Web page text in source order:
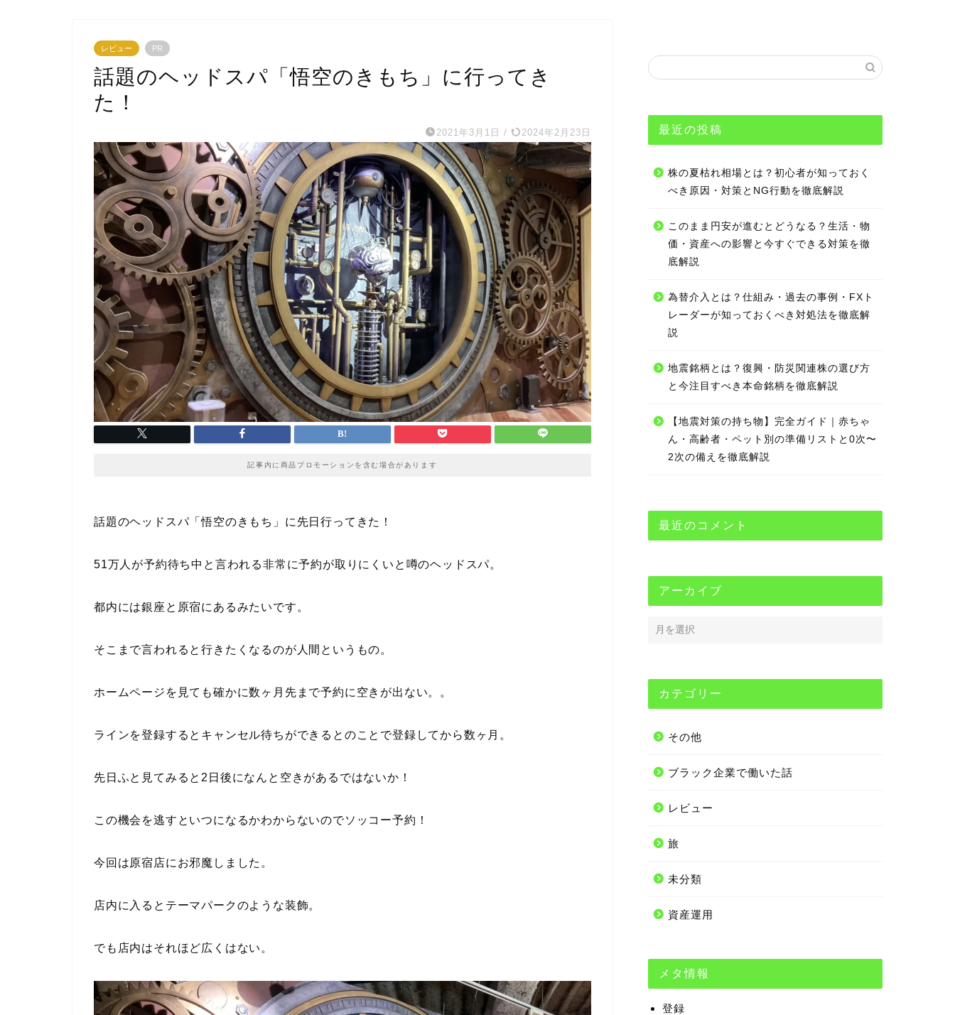
レビュー PR
話題のヘッドスパ「悟空のきもち」に行ってき
た！
2021年3月1日 / 2024年2月23日
記事内に商品プロモーションを含む場合があります
話題のヘッドスパ「悟空のきもち」に先日行ってきた！
51万人が予約待ち中と言われる非常に予約が取りにくいと噂のヘッドスパ。
都内には銀座と原宿にあるみたいです。
そこまで言われると行きたくなるのが人間というもの。
ホームページを見ても確かに数ヶ月先まで予約に空きが出ない。。
ラインを登録するとキャンセル待ちができるとのことで登録してから数ヶ月。
先日ふと見てみると2日後になんと空きがあるではないか！
この機会を逃すといつになるかわからないのでソッコー予約！
今回は原宿店にお邪魔しました。
店内に入るとテーマパークのような装飾。
でも店内はそれほど広くはない。
最近の投稿
株の夏枯れ相場とは？初心者が知っておく
べき原因・対策とNG行動を徹底解説
このまま円安が進むとどうなる？生活・物
価・資産への影響と今すぐできる対策を徹
底解説
為替介入とは？仕組み・過去の事例・FXト
レーダーが知っておくべき対処法を徹底解
説
地震銘柄とは？復興・防災関連株の選び方
と今注目すべき本命銘柄を徹底解説
【地震対策の持ち物】完全ガイド｜赤ちゃ
ん・高齢者・ペット別の準備リストと0次〜
2次の備えを徹底解説
最近のコメント
アーカイブ
カテゴリー
その他
ブラック企業で働いた話
レビュー
旅
未分類
資産運用
メタ情報
登録